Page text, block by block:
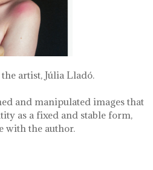
artist, Júlia Lladó.
and manipulated images that
as a fixed and stable form,
with the author.